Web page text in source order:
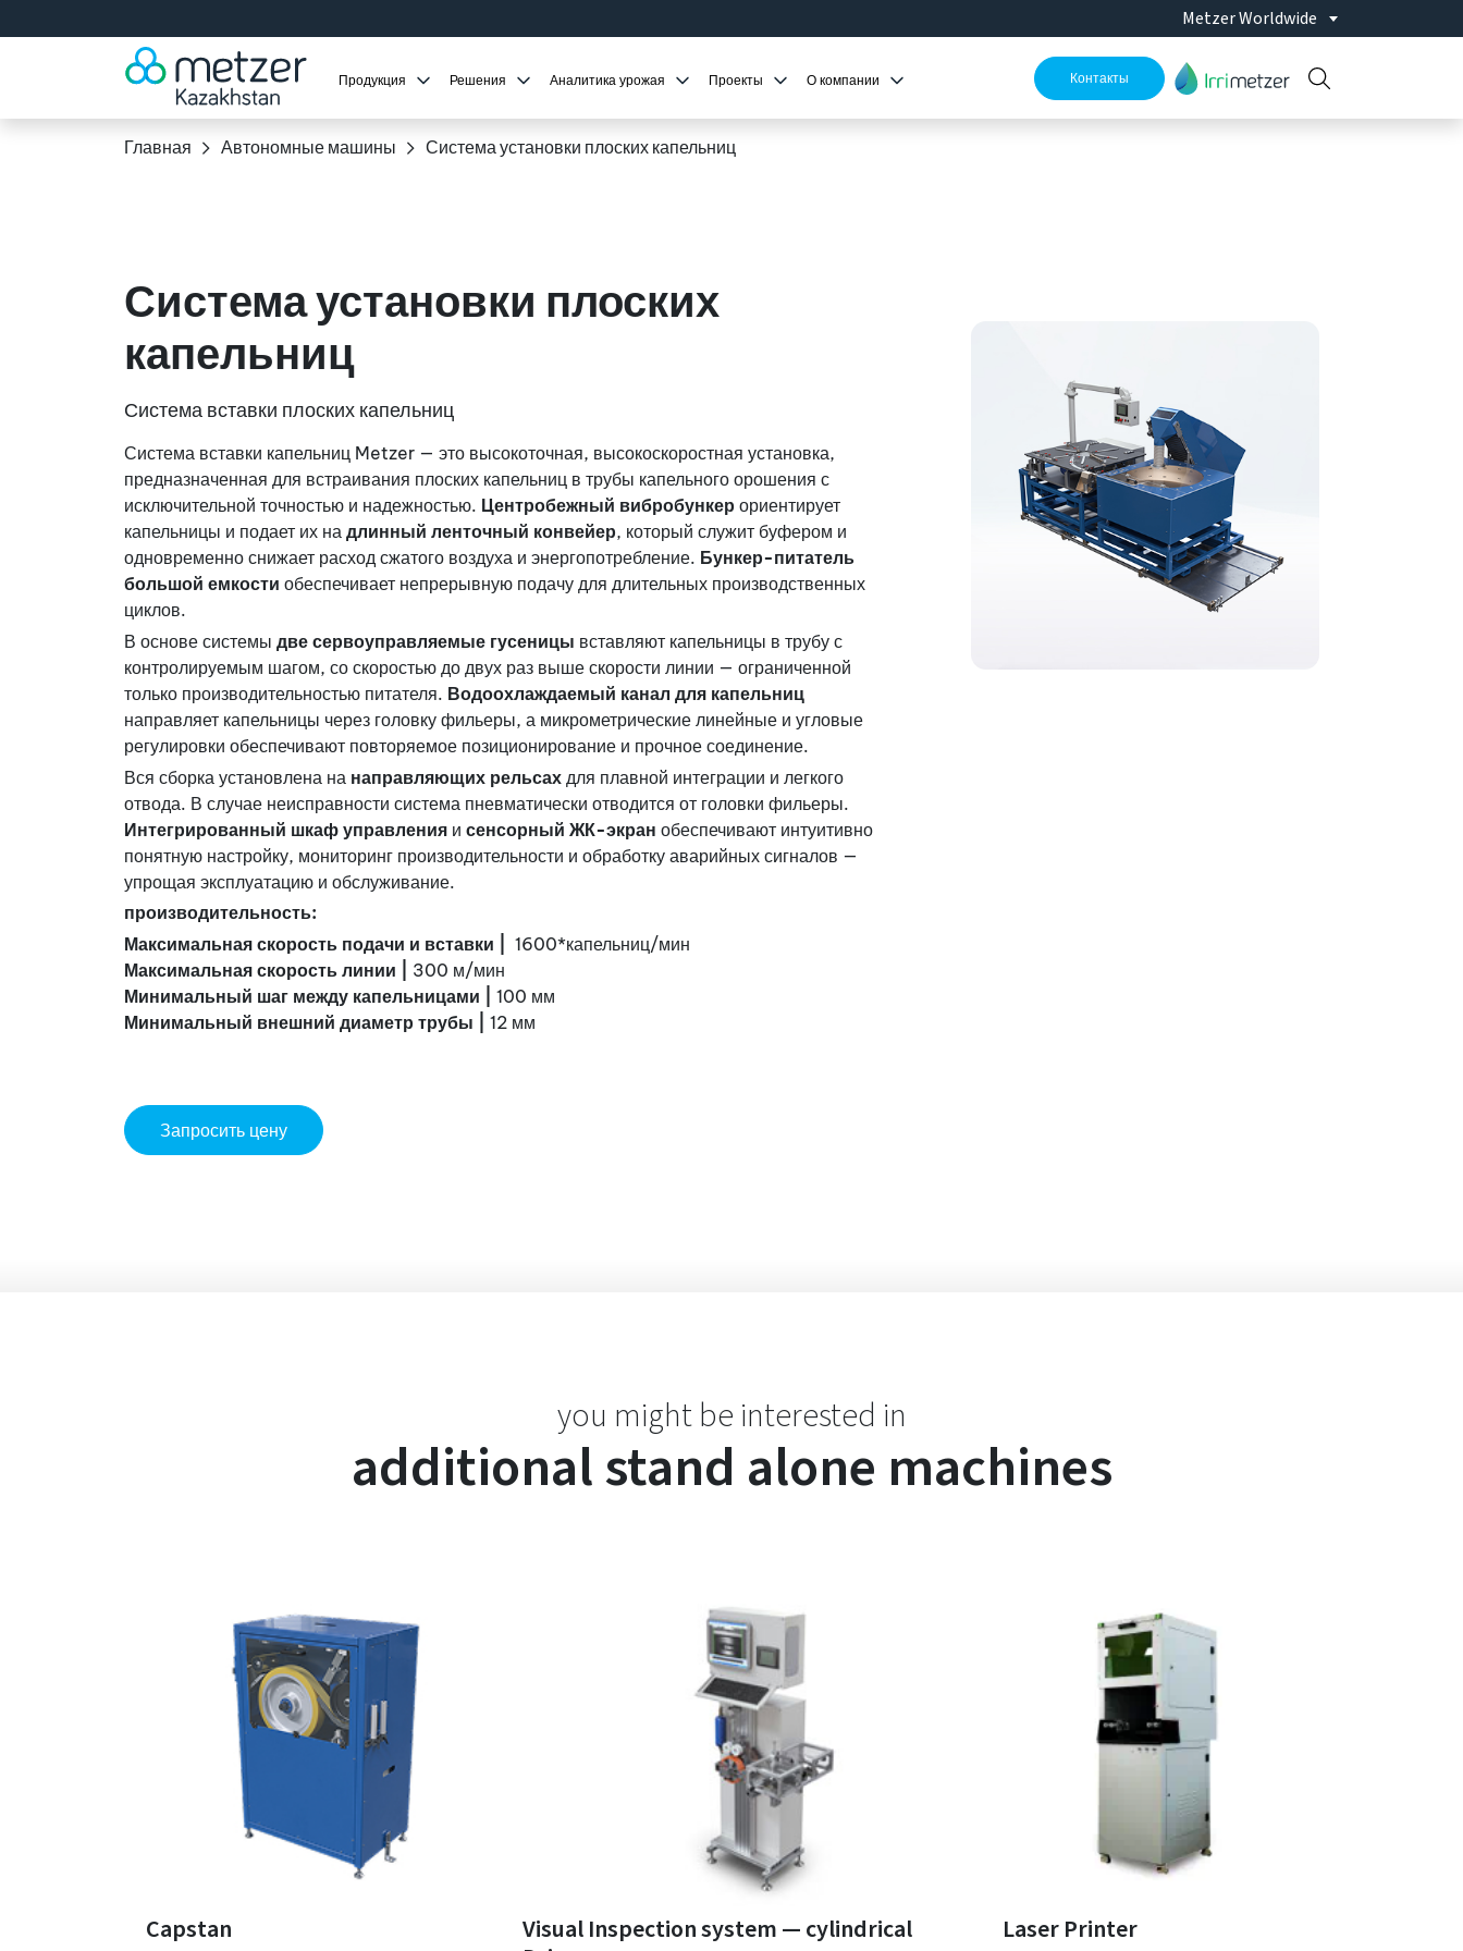
Metzer Worldwide
Продукция Решения Аналитика урожая Проекты О компании Контакты
Главная Автономные машины Система установки плоских капельниц
Система установки плоских
капельниц
Система вставки плоских капельниц
Система вставки капельниц Metzer — это высокоточная, высокоскоростная установка,
предназначенная для встраивания плоских капельниц в трубы капельного орошения с
исключительной точностью и надежностью. Центробежный вибробункер ориентирует
капельницы и подает их на длинный ленточный конвейер, который служит буфером и
одновременно снижает расход сжатого воздуха и энергопотребление. Бункер-питатель
большой емкости обеспечивает непрерывную подачу для длительных производственных
циклов.
В основе системы две сервоуправляемые гусеницы вставляют капельницы в трубу с
контролируемым шагом, со скоростью до двух раз выше скорости линии — ограниченной
только производительностью питателя. Водоохлаждаемый канал для капельниц
направляет капельницы через головку фильеры, а микрометрические линейные и угловые
регулировки обеспечивают повторяемое позиционирование и прочное соединение.
Вся сборка установлена на направляющих рельсах для плавной интеграции и легкого
отвода. В случае неисправности система пневматически отводится от головки фильеры.
Интегрированный шкаф управления и сенсорный ЖК-экран обеспечивают интуитивно
понятную настройку, мониторинг производительности и обработку аварийных сигналов —
упрощая эксплуатацию и обслуживание.
производительность:
Максимальная скорость подачи и вставки |
1600*капельниц/мин
Максимальная скорость линии |
300 м/мин
Минимальный шаг между капельницами |
100 мм
Минимальный внешний диаметр трубы |
12 мм
Запросить цену
you might be interested in
additional stand alone machines
Capstan
Visual Inspection system — cylindrical
Laser Printer